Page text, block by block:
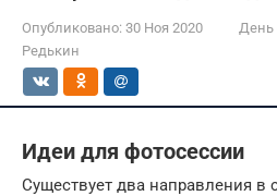
Опубликовано: 30 Ноя 2020 День
Редькин
Идеи для фотосессии
Существует два направления в